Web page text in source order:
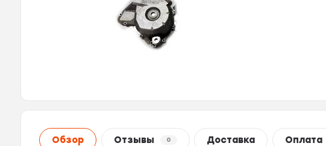
Обзор Отзывы 0 Доставка Оплата